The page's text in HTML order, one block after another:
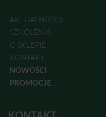
AKTUALNOŚCI
SZKOLENIA
O SKLEPIE
KONTAKT
NOWOŚCI
PROMOCJE